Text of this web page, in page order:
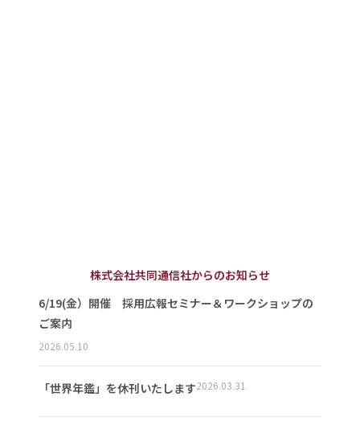
株式会社共同通信社からのお知らせ
6/19(金）開催 採用広報セミナー＆ワークショップの
ご案内
2026.05.10
「世界年鑑」を休刊いたします2026.03.31